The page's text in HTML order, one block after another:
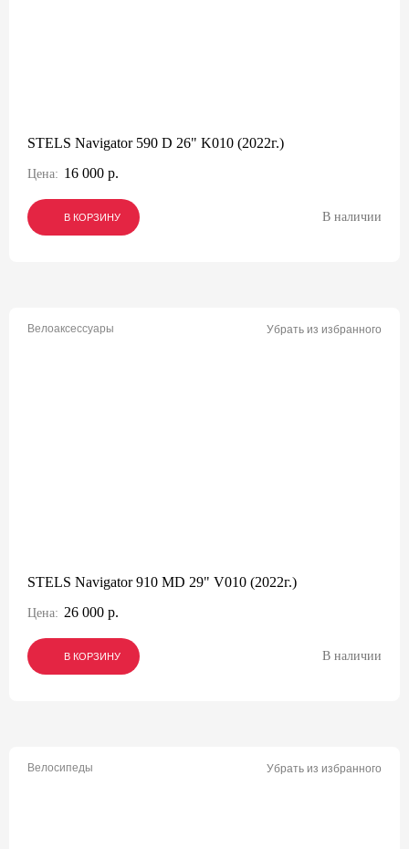
STELS Navigator 590 D 26" K010 (2022г.)
Цена: 16 000 р.
В КОРЗИНУ
В КОРЗИНУ
В КОРЗИНУ В наличии
Велоаксессуары Убрать из избранного
STELS Navigator 910 MD 29" V010 (2022г.)
Цена: 26 000 р.
В КОРЗИНУ
В КОРЗИНУ
В КОРЗИНУ В наличии
Велосипеды Убрать из избранного